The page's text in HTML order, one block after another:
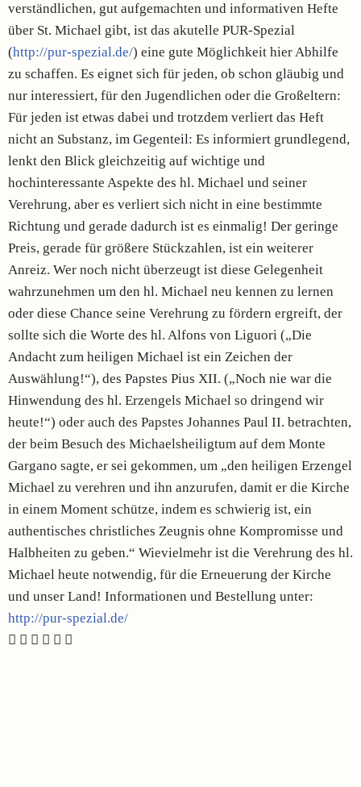
verständlichen, gut aufgemachten und informativen Hefte
über St. Michael gibt, ist das akutelle PUR-Spezial
(http://pur-spezial.de/) eine gute Möglichkeit hier Abhilfe
zu schaffen. Es eignet sich für jeden, ob schon gläubig und
nur interessiert, für den Jugendlichen oder die Großeltern:
Für jeden ist etwas dabei und trotzdem verliert das Heft
nicht an Substanz, im Gegenteil: Es informiert grundlegend,
lenkt den Blick gleichzeitig auf wichtige und
hochinteressante Aspekte des hl. Michael und seiner
Verehrung, aber es verliert sich nicht in eine bestimmte
Richtung und gerade dadurch ist es einmalig! Der geringe
Preis, gerade für größere Stückzahlen, ist ein weiterer
Anreiz. Wer noch nicht überzeugt ist diese Gelegenheit
wahrzunehmen um den hl. Michael neu kennen zu lernen
oder diese Chance seine Verehrung zu fördern ergreift, der
sollte sich die Worte des hl. Alfons von Liguori („Die
Andacht zum heiligen Michael ist ein Zeichen der
Auswählung!“), des Papstes Pius XII. („Noch nie war die
Hinwendung des hl. Erzengels Michael so dringend wir
heute!“) oder auch des Papstes Johannes Paul II. betrachten,
der beim Besuch des Michaelsheiligtum auf dem Monte
Gargano sagte, er sei gekommen, um „den heiligen Erzengel
Michael zu verehren und ihn anzurufen, damit er die Kirche
in einem Moment schütze, indem es schwierig ist, ein
authentisches christliches Zeugnis ohne Kompromisse und
Halbheiten zu geben.“ Wievielmehr ist die Verehrung des hl.
Michael heute notwendig, für die Erneuerung der Kirche
und unser Land! Informationen und Bestellung unter:
http://pur-spezial.de/